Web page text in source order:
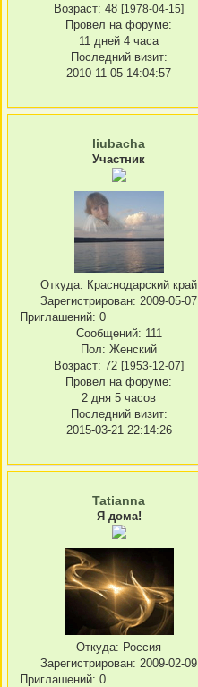
Возраст: 48 [1978-04-15]
Провел на форуме:
11 дней 4 часа
Последний визит:
2010-11-05 14:04:57
liubacha
Участник
Откуда: Краснодарский край
Зарегистрирован: 2009-05-07
Приглашений: 0
Сообщений: 111
Пол: Женский
Возраст: 72 [1953-12-07]
Провел на форуме:
2 дня 5 часов
Последний визит:
2015-03-21 22:14:26
Tatianna
Я дома!
Откуда: Россия
Зарегистрирован: 2009-02-09
Приглашений: 0